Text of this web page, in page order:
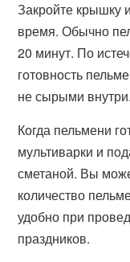
Закройте крышку
время. Обычно
20 минут. По
готовность
не сырыми внутри.
Когда пельмени
мультиварки и
сметаной. Вы
количество
удобно при
праздников.